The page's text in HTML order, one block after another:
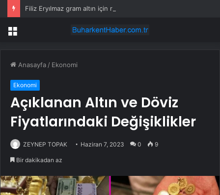
Menü
Anasayfa / Ekonomi
Ekonomi
Açıklanan Altın ve Döviz
Fiyatlarındaki Değişiklikler
ZEYNEP TOPAK Haziran 7, 2023 0 9
Bir dakikadan az